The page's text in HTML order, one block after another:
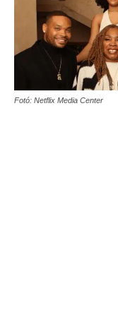
Fotó: Netflix Media Center